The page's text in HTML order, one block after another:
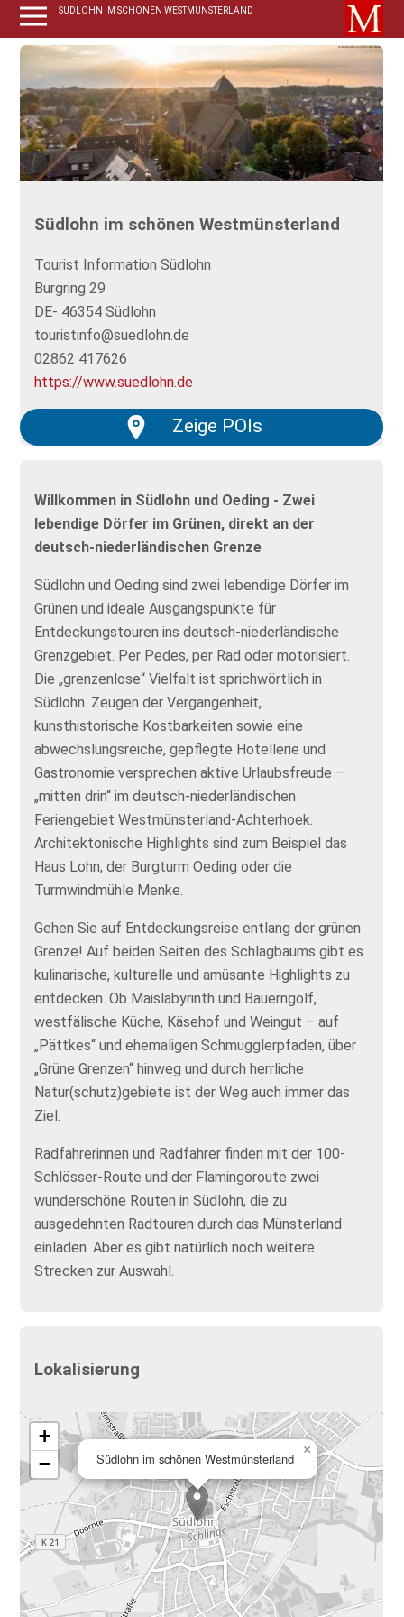
SÜDLOHN IM SCHÖNEN WESTMÜNSTERLAND
Südlohn im schönen Westmünsterland
Tourist Information Südlohn
Burgring 29
DE- 46354 Südlohn
touristinfo@suedlohn.de
02862 417626
https://www.suedlohn.de
Zeige POIs
Willkommen in Südlohn und Oeding - Zwei
lebendige Dörfer im Grünen, direkt an der
deutsch-niederländischen Grenze
Südlohn und Oeding sind zwei lebendige Dörfer im
Grünen und ideale Ausgangspunkte für
Entdeckungstouren ins deutsch-niederländische
Grenzgebiet. Per Pedes, per Rad oder motorisiert.
Die „grenzenlose“ Vielfalt ist sprichwörtlich in
Südlohn. Zeugen der Vergangenheit,
kunsthistorische Kostbarkeiten sowie eine
abwechslungsreiche, gepflegte Hotellerie und
Gastronomie versprechen aktive Urlaubsfreude –
„mitten drin“ im deutsch-niederländischen
Feriengebiet Westmünsterland-Achterhoek.
Architektonische Highlights sind zum Beispiel das
Haus Lohn, der Burgturm Oeding oder die
Turmwindmühle Menke.
Gehen Sie auf Entdeckungsreise entlang der grünen
Grenze! Auf beiden Seiten des Schlagbaums gibt es
kulinarische, kulturelle und amüsante Highlights zu
entdecken. Ob Maislabyrinth und Bauerngolf,
westfälische Küche, Käsehof und Weingut – auf
„Pättkes“ und ehemaligen Schmugglerpfaden, über
„Grüne Grenzen“ hinweg und durch herrliche
Natur(schutz)gebiete ist der Weg auch immer das
Ziel.
Radfahrerinnen und Radfahrer finden mit der 100-
Schlösser-Route und der Flamingoroute zwei
wunderschöne Routen in Südlohn, die zu
ausgedehnten Radtouren durch das Münsterland
einladen. Aber es gibt natürlich noch weitere
Strecken zur Auswahl.
Lokalisierung
Südlohn im schönen Westmünsterland
×
+
−